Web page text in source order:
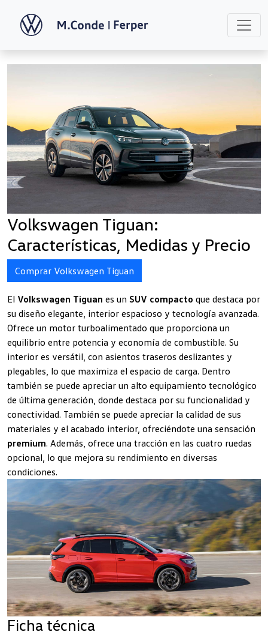
Volkswagen Tiguan:
Características, Medidas y Precio
Comprar Volkswagen Tiguan
El Volkswagen Tiguan es un SUV compacto que destaca por
su diseño elegante, interior espacioso y tecnología avanzada.
Ofrece un motor turboalimentado que proporciona un
equilibrio entre potencia y economía de combustible. Su
interior es versátil, con asientos traseros deslizantes y
plegables, lo que maximiza el espacio de carga. Dentro
también se puede apreciar un alto equipamiento tecnológico
de última generación, donde destaca por su funcionalidad y
conectividad. También se puede apreciar la calidad de sus
materiales y el acabado interior, ofreciéndote una sensación
premium. Además, ofrece una tracción en las cuatro ruedas
opcional, lo que mejora su rendimiento en diversas
condiciones.
Ficha técnica